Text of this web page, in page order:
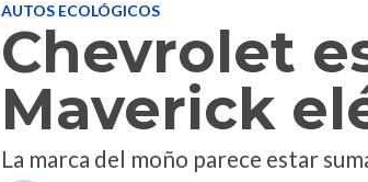
AUTOS ECOLÓGICOS
Chevrolet
Maverick
La marca del moño parece estar